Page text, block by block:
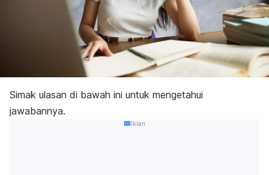
Simak ulasan di bawah ini untuk mengetahui
jawabannya.
Iklan